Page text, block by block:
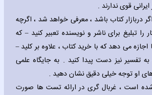
ایرانی قوی ندارند .
اگر دربازار کتاب باشد ، معرفی خواهد شد ، اگرچه
تبلیغ برای ناشر و نویسنده تعبیر کنید – که
می دهد که با خرید کتاب ، علاوه بر کلید –
تفسیر نیز دست پیدا کنید . به جایگاه علمی
او توجه خیلی دقیق نشان دهید .
است ، غربال گری در ارائه تست ها صورت